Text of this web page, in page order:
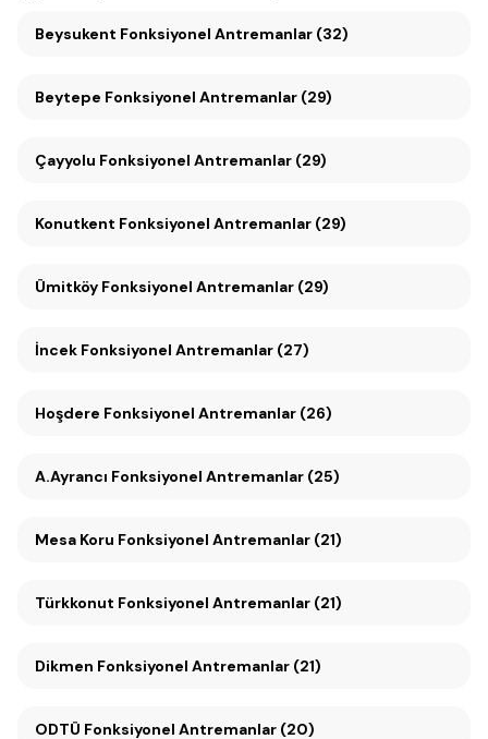
Beysukent Fonksiyonel Antremanlar (32)
Beytepe Fonksiyonel Antremanlar (29)
Çayyolu Fonksiyonel Antremanlar (29)
Konutkent Fonksiyonel Antremanlar (29)
Ümitköy Fonksiyonel Antremanlar (29)
İncek Fonksiyonel Antremanlar (27)
Hoşdere Fonksiyonel Antremanlar (26)
A.Ayrancı Fonksiyonel Antremanlar (25)
Mesa Koru Fonksiyonel Antremanlar (21)
Türkkonut Fonksiyonel Antremanlar (21)
Dikmen Fonksiyonel Antremanlar (21)
ODTÜ Fonksiyonel Antremanlar (20)